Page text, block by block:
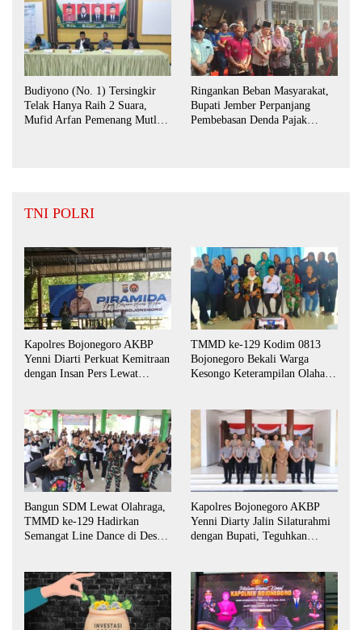
Budiyono (No. 1) Tersingkir
Telak Hanya Raih 2 Suara,
Mufid Arfan Pemenang Mutlak
Ringankan Beban Masyarakat,
Bupati Jember Perpanjang
Pembebasan Denda Pajak
TNI POLRI
Kapolres Bojonegoro AKBP
Yenni Diarti Perkuat Kemitraan
dengan Insan Pers Lewat
TMMD ke-129 Kodim 0813
Bojonegoro Bekali Warga
Kesongo Keterampilan Olahan
Bangun SDM Lewat Olahraga,
TMMD ke-129 Hadirkan
Semangat Line Dance di Desa
Kapolres Bojonegoro AKBP
Yenni Diarty Jalin Silaturahmi
dengan Bupati, Teguhkan